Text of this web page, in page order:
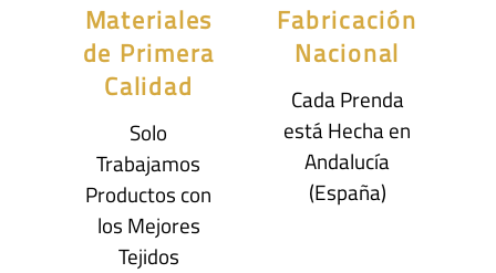
Materiales
de Primera
Calidad
Solo
Trabajamos
Productos con
los Mejores
Tejidos
Fabricación
Nacional
Cada Prenda
está Hecha en
Andalucía
(España)